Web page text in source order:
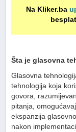
Na Kliker.ba
Šta je glasovna
Glasovna
tehnologija koja
govora,
pitanja,
ekspanzija
nakon